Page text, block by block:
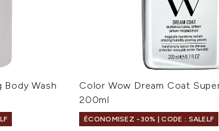
Body Wash
Color Wow Dream Coat
200ml
ÉCONOMISEZ -30% | CODE : SALELF